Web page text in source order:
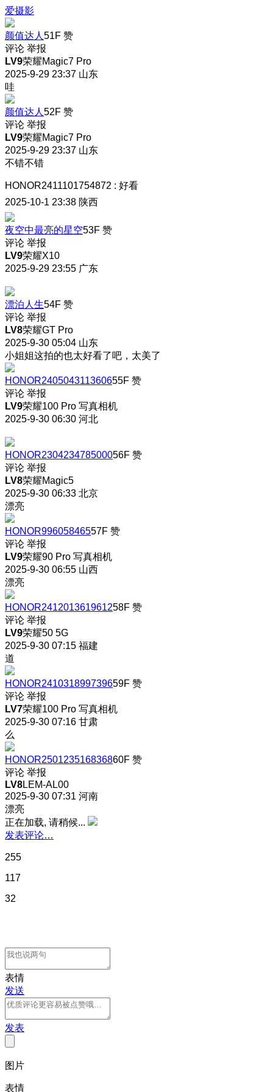
爱摄影
颜值达人 51F 赞
评论 举报
LV9荣耀Magic7 Pro
2025-9-29 23:37 山东
哇
颜值达人 52F 赞
评论 举报
LV9荣耀Magic7 Pro
2025-9-29 23:37 山东
不错不错
HONOR2411101754872 : 好看
2025-10-1 23:38 陕西
夜空中最亮的星空53F 赞
评论 举报
LV9荣耀X10
2025-9-29 23:55 广东
漂泊人生54F 赞
评论 举报
LV8荣耀GT Pro
2025-9-30 05:04 山东
小姐姐这拍的也太好看了吧，太美了
HONOR240504311360655F 赞
评论 举报
LV9荣耀100 Pro 写真相机
2025-9-30 06:30 河北
HONOR230423478500056F 赞
评论 举报
LV8荣耀Magic5
2025-9-30 06:33 北京
漂亮
HONOR99605846557F 赞
评论 举报
LV9荣耀90 Pro 写真相机
2025-9-30 06:55 山西
漂亮
HONOR241201361961258F 赞
评论 举报
LV9荣耀50 5G
2025-9-30 07:15 福建
道
HONOR241031899739659F 赞
评论 举报
LV7荣耀100 Pro 写真相机
2025-9-30 07:16 甘肃
么
HONOR250123516836860F 赞
评论 举报
LV8LEM-AL00
2025-9-30 07:31 河南
漂亮
正在加载, 请稍候...
发表评论…
255
117
32
表情
发送
发表
图片
表情